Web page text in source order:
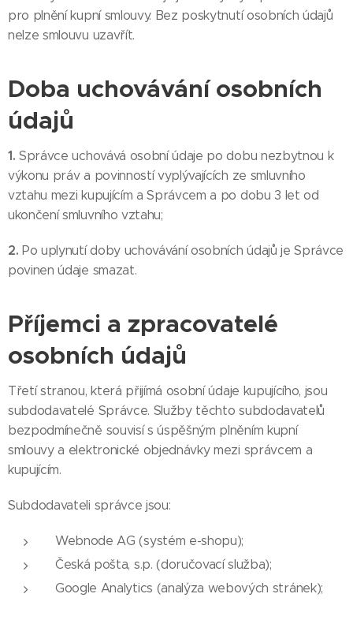
pro plnění kupní smlouvy. Bez poskytnutí osobních údajů
nelze smlouvu uzavřít.
Doba uchovávání osobních
údajů
1. Správce uchovává osobní údaje po dobu nezbytnou k
výkonu práv a povinností vyplývajících ze smluvního
vztahu mezi kupujícím a Správcem a po dobu 3 let od
ukončení smluvního vztahu;
2.Po uplynutí doby uchovávání osobních údajů je Správce
povinen údaje smazat.
Příjemci a zpracovatelé
osobních údajů
Třetí stranou, která přijímá osobní údaje kupujícího, jsou
subdodavatelé Správce. Služby těchto subdodavatelů
bezpodmínečně souvisí s úspěšným plněním kupní
smlouvy a elektronické objednávky mezi správcem a
kupujícím.
Subdodavateli správce jsou:
Webnode AG (systém e-shopu);
Česká pošta, s.p. (doručovací služba);
Google Analytics (analýza webových stránek);